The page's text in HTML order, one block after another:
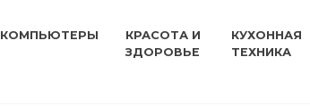
КОМПЬЮТЕРЫ
КРАСОТА И
ЗДОРОВЬЕ
КУХОННАЯ
ТЕХНИКА